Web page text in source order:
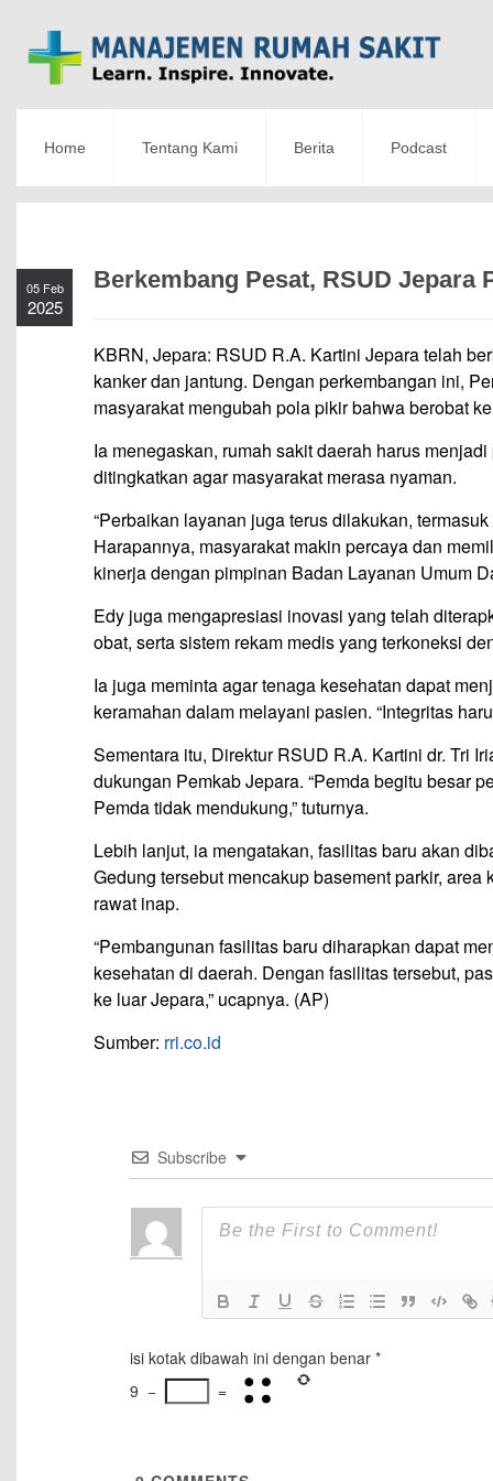
Home Tentang Kami Berita Podcast
05 Feb
2025
Berkembang Pesat, RSUD Jepara
KBRN, Jepara: RSUD R.A. Kartini Jepara telah
kanker dan jantung. Dengan perkembangan ini,
masyarakat mengubah pola pikir bahwa berobat
Ia menegaskan, rumah sakit daerah harus
ditingkatkan agar masyarakat merasa nyaman.
“Perbaikan layanan juga terus dilakukan,
Harapannya, masyarakat makin percaya dan
kinerja dengan pimpinan Badan Layanan Umum
Edy juga mengapresiasi inovasi yang telah
obat, serta sistem rekam medis yang terkoneksi
Ia juga meminta agar tenaga kesehatan dapat
keramahan dalam melayani pasien. “Integritas
Sementara itu, Direktur RSUD R.A. Kartini dr. Tri
dukungan Pemkab Jepara. “Pemda begitu besar
Pemda tidak mendukung,” tuturnya.
Lebih lanjut, ia mengatakan, fasilitas baru akan
Gedung tersebut mencakup basement parkir,
rawat inap.
“Pembangunan fasilitas baru diharapkan dapat
kesehatan di daerah. Dengan fasilitas tersebut,
ke luar Jepara,” ucapnya. (AP)
Sumber: rri.co.id
Subscribe
isi kotak dibawah ini dengan benar*
9 − =